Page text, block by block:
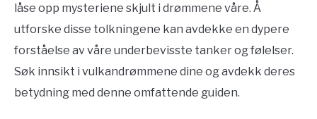
låse opp mysteriene skjult i drømmene våre. Å
utforske disse tolkningene kan avdekke en dypere
forståelse av våre underbevisste tanker og følelser.
Søk innsikt i vulkandrømmene dine og avdekk deres
betydning med denne omfattende guiden.